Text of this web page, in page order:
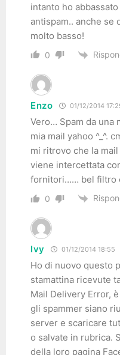
intanto ho
antispam.. anche se
molto basso!
0
Enzo 01/12/2014
Vero… Spam da una
mia mail yahoo ^_^.
mi ritrovo che la
viene intercettata
fornitori…… bel filtro
0
Ivy 01/12/2014 18:55
Ho di nuovo questo
stamattina ricevute
Mail Delivery Error,
gli spammer siano
server e scaricare
o salvate in rubrica.
della loro pagina